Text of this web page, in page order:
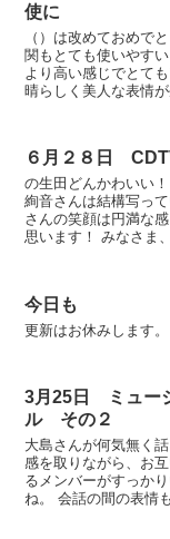
使に
（）は改めておめで
関もとても使いやす
より高い感じでとて
晴らしく美人な表情
６月２８日
の生田どんかわいい
絢音さんは結構写っ
さんの笑顔は円満な
思います！ みなさま
今日も
更新はお休みします。
3月25日 ミュー
ル その２
大島さんが何気無く
感を取りながら、お
るメンバーがすっか
ね。 会話の間の表情